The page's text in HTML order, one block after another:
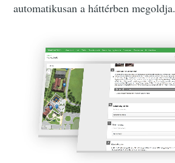
automatikusan a háttérben megoldja.